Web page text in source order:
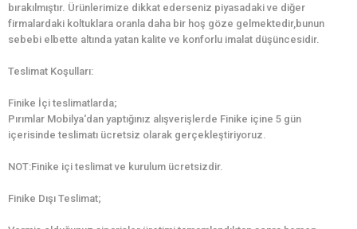
bırakılmıştır. Ürünlerimize dikkat ederseniz piyasadaki ve diğer
firmalardaki koltuklara oranla daha bir hoş göze gelmektedir,bunun
sebebi elbette altında yatan kalite ve konforlu imalat düşüncesidir.
Teslimat Koşulları:
Finike İçi teslimatlarda;
Pırımlar Mobilya‘dan yaptığınız alışverişlerde Finike içine 5 gün
içerisinde teslimatı ücretsiz olarak gerçekleştiriyoruz.
NOT:Finike içi teslimat ve kurulum ücretsizdir.
Finike Dışı Teslimat;